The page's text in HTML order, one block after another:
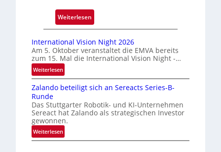
m
r
k
n
e
k
n
Weiterlesen
A
t
o
a
t
s
r
International Vision Night 2026
Am 5. Oktober veranstaltet die EMVA bereits
zum 15. Mal die International Vision Night -…
Weiterlesen:
I
n
e
r
n
a
Zalando beteiligt sich an Sereacts Series-B-
Runde
Das Stuttgarter Robotik- und KI-Unternehmen
Sereact hat Zalando als strategischen Investor
gewonnen.
Weiterlesen:
Z